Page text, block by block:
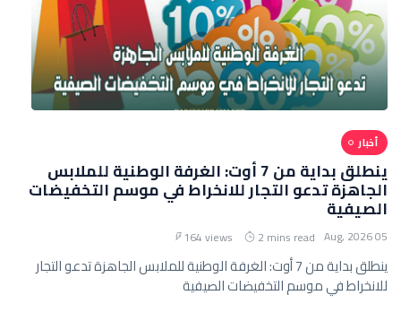
أخبار
ينطلق بداية من 7 أوت: الغرفة الوطنية للملابس
الجاهزة تدعو التجار للانخراط في موسم التخفيضات
الصيفية
05 Aug, 2026
2 mins read
164 views
ينطلق بداية من 7 أوت: الغرفة الوطنية للملابس الجاهزة تدعو التجار
للانخراط في موسم التخفيضات الصيفية